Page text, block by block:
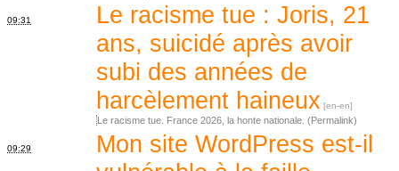
09:31
Le racisme tue : Joris, 21
ans, suicidé après avoir
subi des années de
harcèlement haineux
Le racisme tue. France 2026, la honte nationale. (Permalink)
09:29
Mon site WordPress est-il